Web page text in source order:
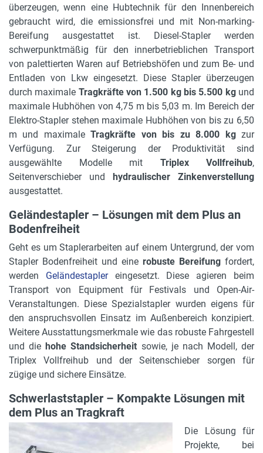
überzeugen, wenn eine Hubtechnik für den Innenbereich
gebraucht wird, die emissionsfrei und mit Non-marking-
Bereifung ausgestattet ist. Diesel-Stapler werden
schwerpunktmäßig für den innerbetrieblichen Transport
von palettierten Waren auf Betriebshöfen und zum Be- und
Entladen von Lkw eingesetzt. Diese Stapler überzeugen
durch maximale Tragkräfte von 1.500 kg bis 5.500 kgund
maximale Hubhöhen von 4,75 m bis 5,03 m. Im Bereich der
Elektro-Stapler stehen maximale Hubhöhen von bis zu 6,50
m und maximaleTragkräfte von bis zu 8.000 kgzur
Verfügung. Zur Steigerung der Produktivität sind
ausgewählte Modelle mit Triplex Vollfreihub,
Seitenverschieber und hydraulischer Zinkenverstellung
ausgestattet.
Geländestapler – Lösungen mit dem Plus an
Bodenfreiheit
Geht es um Staplerarbeiten auf einem Untergrund, der vom
Stapler Bodenfreiheit und eine robuste Bereifung fordert,
werden Geländestaplereingesetzt. Diese agieren beim
Transport von Equipment für Festivals und Open-Air-
Veranstaltungen. Diese Spezialstapler wurden eigens für
den anspruchsvollen Einsatz im Außenbereich konzipiert.
Weitere Ausstattungsmerkmale wie das robuste Fahrgestell
und diehohe Standsicherheit sowie, je nach Modell, der
Triplex Vollfreihub und der Seitenschieber sorgen für
zügige und sichere Einsätze.
Schwerlaststapler – Kompakte Lösungen mit
dem Plus an Tragkraft
Die Lösung für
Projekte, bei